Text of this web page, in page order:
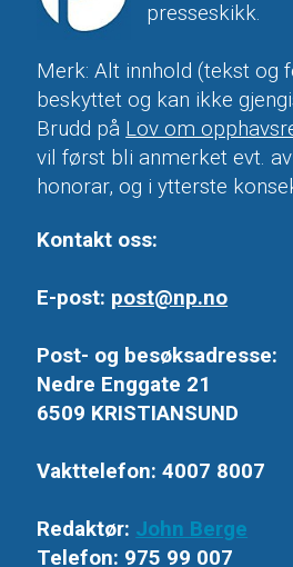
presseskikk.
Merk: Alt innhold (tekst og
beskyttet og kan ikke
Brudd på Lov om
vil først bli anmerket evt.
honorar, og i ytterste
Kontakt oss:
E-post: post@np.no
Post- og besøksadresse:
Nedre Enggate 21
6509 KRISTIANSUND
Vakttelefon: 4007 8007
Redaktør: John Berge
Telefon: 975 99 007